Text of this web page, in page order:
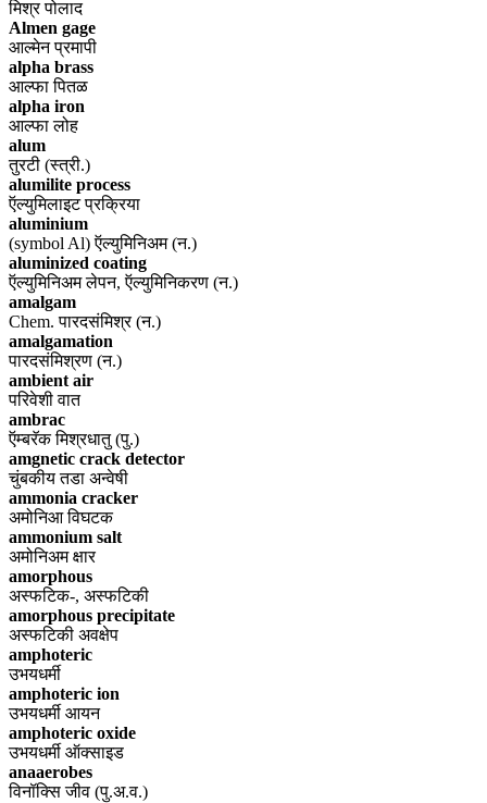
मिश्र पोलाद
Almen gage
आल्मेन प्रमापी
alpha brass
आल्फा पितळ
alpha iron
आल्फा लोह
alum
तुरटी (स्त्री.)
alumilite process
ऍल्युमिलाइट प्रक्रिया
aluminium
(symbol Al) ऍल्युमिनिअम (न.)
aluminized coating
ऍल्युमिनिअम लेपन, ऍल्युमिनिकरण (न.)
amalgam
Chem. पारदसंमिश्र (न.)
amalgamation
पारदसंमिश्रण (न.)
ambient air
परिवेशी वात
ambrac
ऍम्बरॅक मिश्रधातु (पु.)
amgnetic crack detector
चुंबकीय तडा अन्वेषी
ammonia cracker
अमोनिआ विघटक
ammonium salt
अमोनिअम क्षार
amorphous
अस्फटिक-, अस्फटिकी
amorphous precipitate
अस्फटिकी अवक्षेप
amphoteric
उभयधर्मी
amphoteric ion
उभयधर्मी आयन
amphoteric oxide
उभयधर्मी ऑक्साइड
anaaerobes
विनॉक्सि जीव (पु.अ.व.)